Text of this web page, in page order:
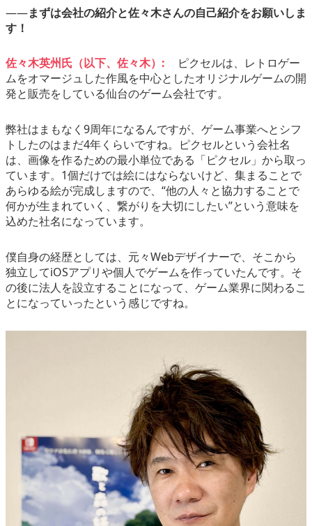
――まずは会社の紹介と佐々木さんの自己紹介をお願いしま
す！
佐々木英州氏（以下、佐々木）:
ピクセルは、レトロゲー
ムをオマージュした作風を中心としたオリジナルゲームの開
発と販売をしている仙台のゲーム会社です。
弊社はまもなく9周年になるんですが、ゲーム事業へとシフ
トしたのはまだ4年くらいですね。ピクセルという会社名
は、画像を作るための最小単位である「ピクセル」から取っ
ています。1個だけでは絵にはならないけど、集まることで
あらゆる絵が完成しますので、 “他の人々と協力することで
何かが生まれていく、繋がりを大切にしたい”という意味を
込めた社名になっています。
僕自身の経歴としては、元々Webデザイナーで、そこから
独立してiOSアプリや個人でゲームを作っていたんです。そ
の後に法人を設立することになって、ゲーム業界に関わるこ
とになっていったという感じですね。